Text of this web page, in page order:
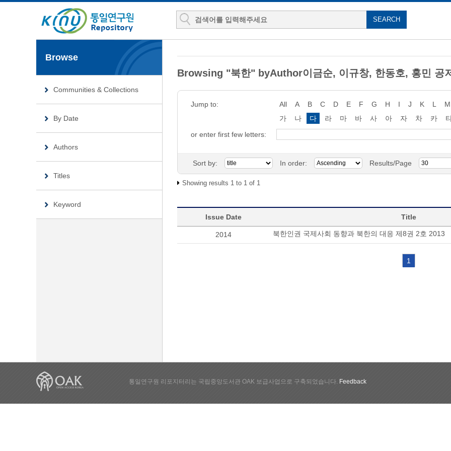
Browse
Communities & Collections
By Date
Authors
Titles
Keyword
Browsing "북한" byAuthor이금순, 이규창, 한동호, 홍민 공
Jump to: All A B C D E F G H I J K L M
가
나 다 라 마 바 사 아 자 차 카
or enter first few letters:
Sort by: In order: Results/Page
Showing results 1 to 1 of 1
Issue Date Title
2014 북한인권 국제사회 동향과 북한의 대응 제8권 2호 2013
1
통일연구원 리포지터리는 국립중앙도서관 OAK 보급사업으로 구축되었습니다. Feedback